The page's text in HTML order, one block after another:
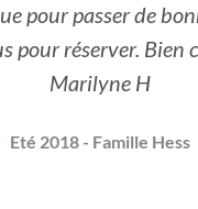
pour passer de
pour réserver. Bien
Marilyne H
Eté 2018 - Famille Hess